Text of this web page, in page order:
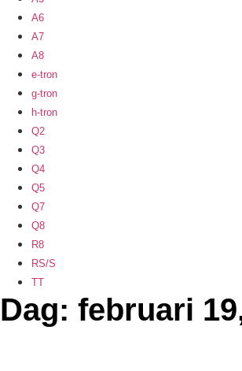
A6
A7
A8
e-tron
g-tron
h-tron
Q2
Q3
Q4
Q5
Q7
Q8
R8
RS/S
TT
Dag: februari